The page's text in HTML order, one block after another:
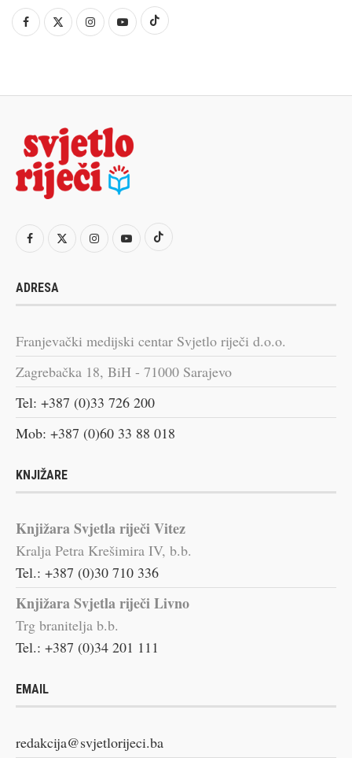
ADRESA
Franjevački medijski centar Svjetlo riječi d.o.o.
Zagrebačka 18, BiH - 71000 Sarajevo
Tel: +387 (0)33 726 200
Mob: +387 (0)60 33 88 018
KNJIŽARE
Knjižara Svjetla riječi Vitez
Kralja Petra Krešimira IV, b.b.
Tel.: +387 (0)30 710 336
Knjižara Svjetla riječi Livno
Trg branitelja b.b.
Tel.: +387 (0)34 201 111
EMAIL
redakcija@svjetlorijeci.ba